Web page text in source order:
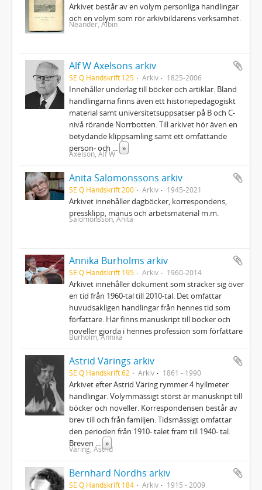
Arkivet består av en volym personliga handlingar
och en volym som rör arkivbildarens verksamhet.
Neander, Albin
Alf W Axelsons arkiv
SE Q Handskrift 125 Arkiv 1825-2006
Innehåller underlag till böcker och artiklar. Bland
handlingarna finns även ett historiepedagogiskt
material samt universitetsuppsatser på B och C-
nivå rörande Norrbotten. Till arkivet hör även en
betydande klippsamling samt ett omfattande
person- och
»
Axelson, Alf W
Anita Salomonssons arkiv
SE Q Handskrift 200 Arkiv 1945-2021
Arkivet innehåller dagböcker, korrespondens,
pressklipp, manus och arbetsmaterial m.m.
Salomonsson, Anita
Annika Burholms arkiv
SE Q Handskrift 195 Arkiv 1960-2014
Arkivet innehåller dokument som sträcker sig över
en tid från 1960-tal till 2010-tal. Det omfattar
huvudsakligen handlingar från hennes tid som
författare. Här finns manuskript till böcker och
noveller gjorda i hennes profession som författare
Burholm, Annika
Astrid Värings arkiv
SE Q Handskrift 62 Arkiv 1861 - 1990
Arkivet efter Astrid Väring rymmer 4 hyllmeter
handlingar. Volymmässigt störst är manuskript till
böcker och noveller. Korrespondensen består av
brev till och från familjen. Tidsmässigt omfattar
den perioden från 1910- talet fram till 1940- tal.
Breven
»
Väring, Astrid
Bernhard Nordhs arkiv
SE Q Handskrift 184 Arkiv 1915 - 2009